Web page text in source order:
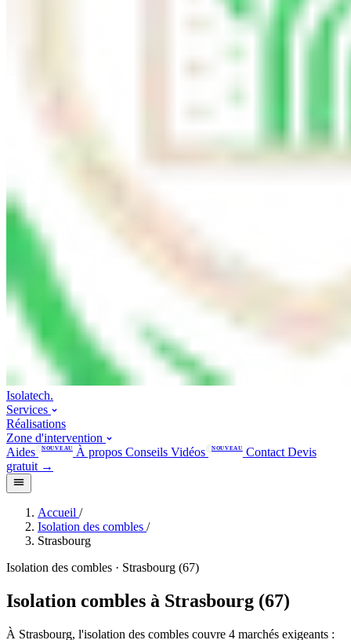
Isolatech.
Services
Réalisations
Zone d'intervention
Aides
NOUVEAU À propos Conseils Vidéos NOUVEAU Contact Devis
gratuit →
Accueil /
Isolation des combles /
Strasbourg
Isolation des combles · Strasbourg (67)
Isolation combles à Strasbourg (67)
À Strasbourg, l'isolation des combles couvre 4 marchés exigeants :